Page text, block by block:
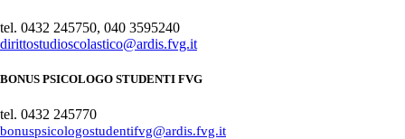
tel. 0432 245750, 040 3595240
dirittostudioscolastico@ardis.fvg.it
BONUS PSICOLOGO STUDENTI FVG
tel. 0432 245770
bonuspsicologostudentifvg@ardis.fvg.it